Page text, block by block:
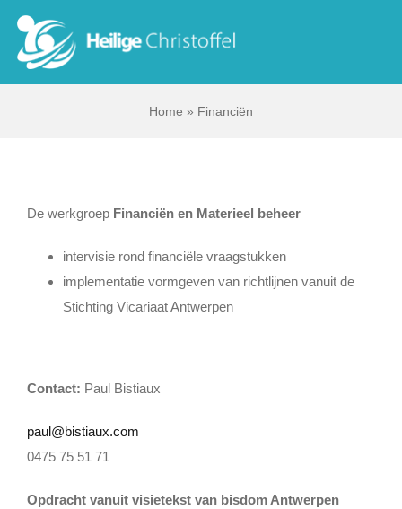
content
Home » Financiën
De werkgroep Financiën en Materieel beheer
intervisie rond financiële vraagstukken
implementatie vormgeven van richtlijnen vanuit de
Stichting Vicariaat Antwerpen
Contact: Paul Bistiaux
paul@bistiaux.com
0475 75 51 71
Opdracht vanuit visietekst van bisdom Antwerpen